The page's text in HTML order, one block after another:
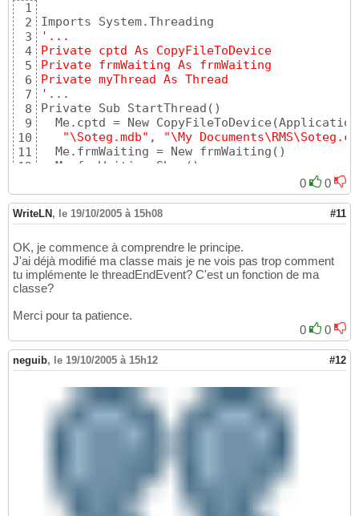
1
2
3
4
5
6
7
8
9
10
11
12
14
15
16
18
19
20
21
22
24
25
26
'...
Private cptd As CopyFileToDevice
Private frmWaiting As frmWaiting
Private myThread As Thread
' ...
Private Sub StartThread ( )
  Me.cptd = New CopyFileToDevice
(
"\Soteg.mdb" ,
"\My
  Me.frmWaiting = New frmWaiting
( )
  Me.frmWaiting.Show
( )
AddressOf
  Me.myThread.Name =
"Thread1"
  Me.myThread.Start
End Sub
  Return Me.cptd.Execute
()
'Ici çà suppose que tu as déclaré un
' la classe CopyFileToDevice pour
'
' il est preferable d'
utiliser une classe
Private Sub MyThreadEndEvent() Handles
  Me.cptd.Dispose()
  Me.frmWaiting.Close()
0 0
WriteLN , le 19/10/2005 à 15h08 #11
OK, je commence à comprendre le principe.
J'ai déjà modifié ma classe mais je ne vois pas trop comment
tu implémente le threadEndEvent? C'est un fonction de ma
classe?
Merci pour ta patience.
0
0
neguib, le 19/10/2005 à 15h12 #12